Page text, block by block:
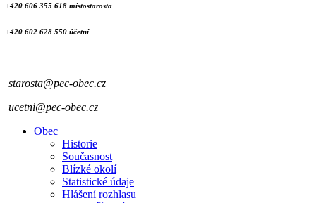
+420 606 355 618 místostarosta
+420 602 628 550 účetní
starosta@pec-obec.cz
ucetni@pec-obec.cz
Obec
Historie
Současnost
Blízké okolí
Statistické údaje
Hlášení rozhlasu